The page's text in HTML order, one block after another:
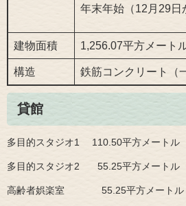
年末年始（12月29日
建物面積 1,256.07平方メート
構造 鉄筋コンクリート（
貸館
多目的スタジオ1 110.50平方メートル
多目的スタジオ2 55.25平方メートル
高齢者娯楽室 55.25平方メートル